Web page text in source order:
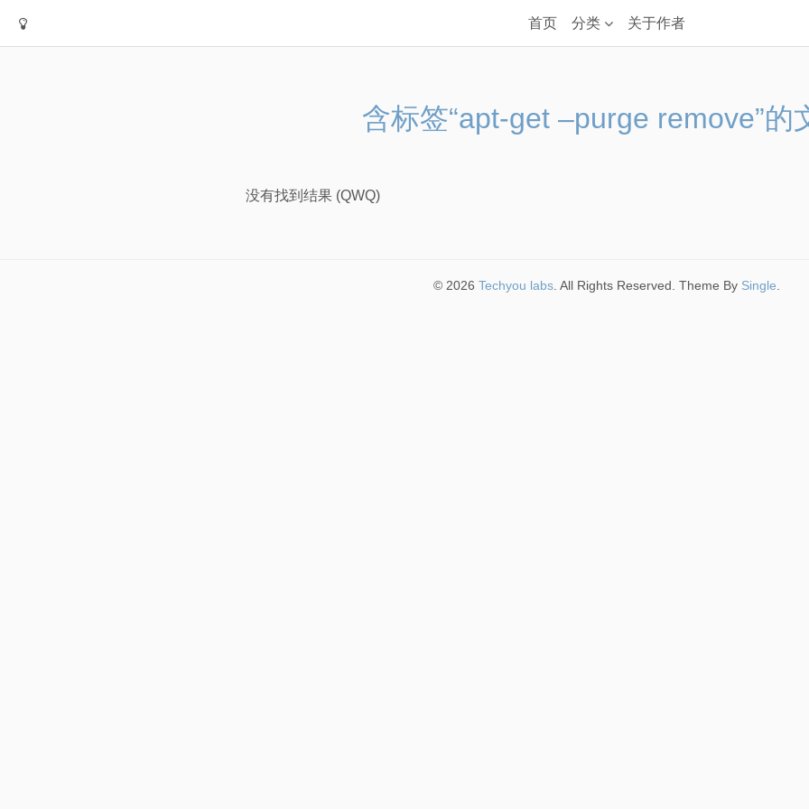
首页 分类 关于作者
含标签“apt-get –purge remove”的
没有找到结果 (QWQ)
© 2026 Techyou labs . All Rights Reserved. Theme By Single